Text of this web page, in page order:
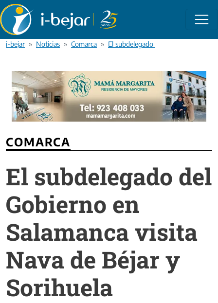
Pasar al contenido principal
i-bejar Noticias Comarca El subdelegado del Gobierno en
COMARCA
El subdelegado del
Gobierno en
Salamanca visita
Nava de Béjar y
Sorihuela